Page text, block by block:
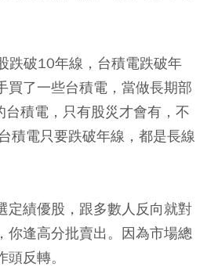
跌破10年線，台積電跌破年
買了一些台積電，當做長期部
積電，只有股災才會有，不
積電只要跌破年線，都是長線
定績優股，跟多數人反向就對
你逢高分批賣出。因為市場總
反轉。